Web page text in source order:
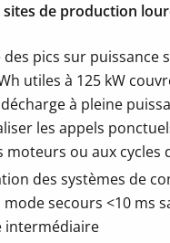
de production
des pics sur puissance
utiles à 125 kW
à pleine
les appels
moteurs ou aux cycles
des systèmes de
secours <10 ms
intermédiaire